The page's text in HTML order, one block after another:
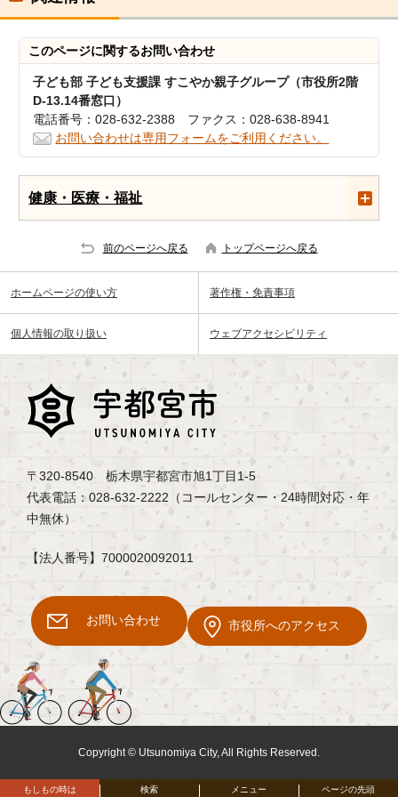
このページに関するお問い合わせ
子ども部 子ども支援課 すこやか親子グループ（市役所2階
D-13.14番窓口）
電話番号：028-632-2388 ファクス：028-638-8941
お問い合わせは専用フォームをご利用ください。
健康・医療・福祉
前のページへ戻る トップページへ戻る
検索
もしもの時は メニュー ページの先頭
ホームページの使い方 著作権・免責事項
個人情報の取り扱い ウェブアクセシビリティ
〒320-8540 栃木県宇都宮市旭1丁目1-5
代表電話：028-632-2222（コールセンター・24時間対応・年
中無休）
【法人番号】7000020092011
お問い合わせ 市役所へのアクセス
Copyright © Utsunomiya City, All Rights Reserved.